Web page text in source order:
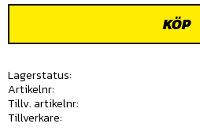
KÖP
Lagerstatus
Artikelnr
Tillv. artikelnr
Tillverkare